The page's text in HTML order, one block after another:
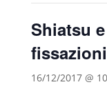
Shiatsu
fissazioni
16/12/2017 @